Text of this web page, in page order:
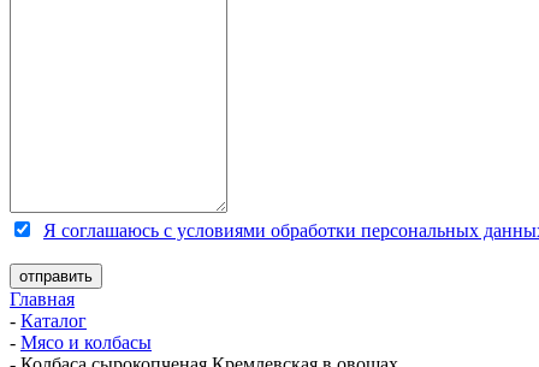
Я соглашаюсь с условиями обработки персональных
Главная
- Каталог
- Мясо и колбасы